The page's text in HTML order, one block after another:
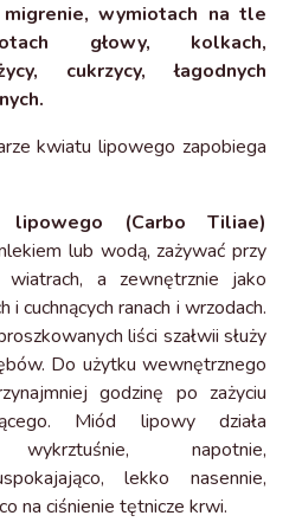
wymiotach na tle
głowy, kolkach,
cukrzycy, łagodnych
kwiatu lipowego zapobiega
(Carbo Tiliae)
lub wodą, zażywać przy
wiatrach, a zewnętrznie jako
i cuchnących ranach i wrzodach.
liści szałwii służy
Do użytku wewnętrznego
godzinę po zażyciu
Miód lipowy działa
wykrztuśnie, napotnie,
lekko nasennie,
na ciśnienie tętnicze krwi.